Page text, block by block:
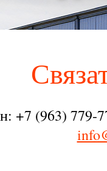
+7 (963) 779-